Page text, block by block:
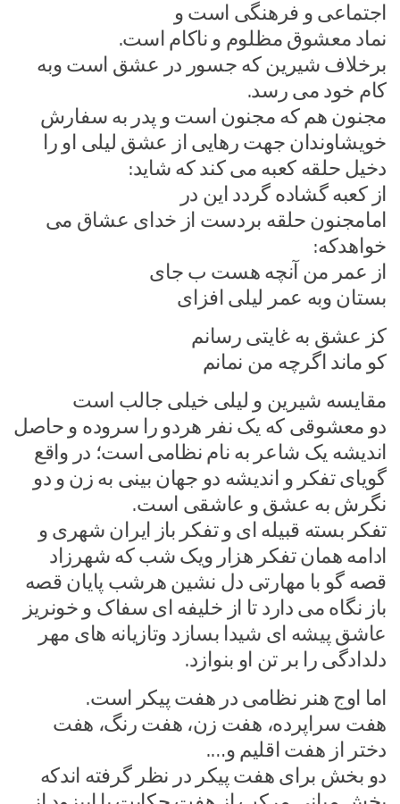
اجتماعی و فرهنگی است و
نماد معشوق مظلوم و ناکام است.
برخلاف شیرین که جسور در عشق است وبه
کام خود می رسد.
مجنون هم که مجنون است و پدر به سفارش
خویشاوندان جهت رهایی از عشق لیلی او را
دخیل حلقه کعبه می کند که شاید:
از کعبه گشاده گردد این در
امامجنون حلقه بردست از خدای عشاق می
خواهدکه:
از عمر من آنچه هست ب جای
بستان وبه عمر لیلی افزای
کز عشق به غایتی رسانم
کو ماند اگرچه من نمانم
مقایسه شیرین و لیلی خیلی جالب است
دو معشوقی که یک نفر هردو را سروده و حاصل
اندیشه یک شاعر به نام نظامی است؛ در واقع
گویای تفکر و اندیشه دو جهان بینی به زن و دو
نگرش به عشق و عاشقی است.
تفکر بسته قبیله ای و تفکر باز ایران شهری و
ادامه همان تفکر هزار ویک شب که شهرزاد
قصه گو با مهارتی دل نشین هرشب پایان قصه
باز نگاه می دارد تا از خلیفه ای سفاک و خونریز
عاشق پیشه ای شیدا بسازد وتازیانه های مهر
دلدادگی را بر تن او بنوازد.
اما اوج هنر نظامی در هفت پیکر است.
هفت سراپرده، هفت زن، هفت رنگ، هفت
دختر از هفت اقلیم و….
دو بخش برای هفت پیکر در نظر گرفته اندکه